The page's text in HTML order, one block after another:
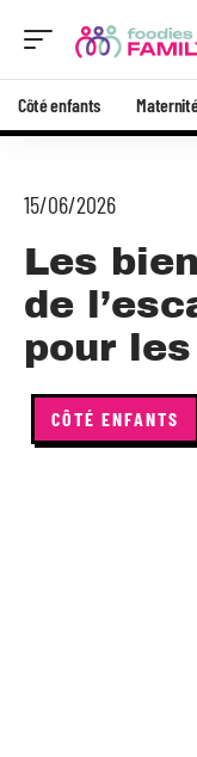
Côté enfants
15/06/2026
Les
de
pour
CÔTÉ ENFANTS